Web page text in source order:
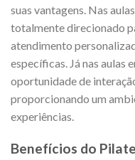
suas vantagens. Nas
totalmente direcionado
atendimento
específicas. Já nas aulas
oportunidade de
proporcionando um
experiências.
Benefícios do